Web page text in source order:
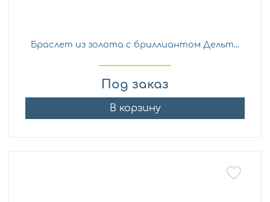
Браслет из золота с бриллиантом Дельт...
Под заказ
В корзину